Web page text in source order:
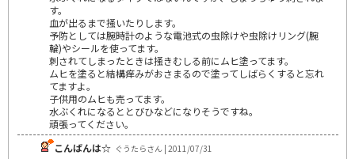
す。
血が出るまで掻いたりします。
予防としては腕時計のような電池式の虫除けや虫除けリング(腕
輪)やシールを使ってます。
刺されてしまったときは掻きむしる前にムヒ塗ってます。
ムヒを塗ると結構痒みがおさまるので塗ってしばらくすると忘れ
てますよ。
子供用のムヒも売ってます。
水ぶくれになるととびひなどになりそうですね。
頑張ってください。
こんばんは☆ ぐうたらさん | 2011/07/31